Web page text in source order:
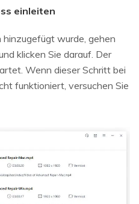
einleiten
wurde, gehen
klicken Sie darauf. Der
Wenn dieser Schritt bei
funktioniert, versuchen Sie